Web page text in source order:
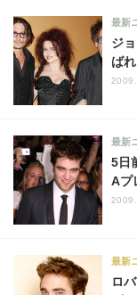
ジ
ば
最新
5日
Aプ
最新
ロ
最新